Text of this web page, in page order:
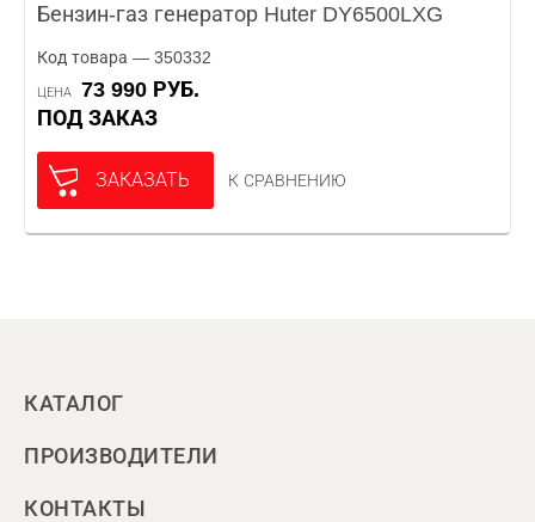
Бензин-газ генератор Huter DY6500LXG
Код товара — 350332
ЦЕНА
73 990 РУБ.
ПОД ЗАКАЗ
ЗАКАЗАТЬ К СРАВНЕНИЮ
КАТАЛОГ
ПРОИЗВОДИТЕЛИ
КОНТАКТЫ